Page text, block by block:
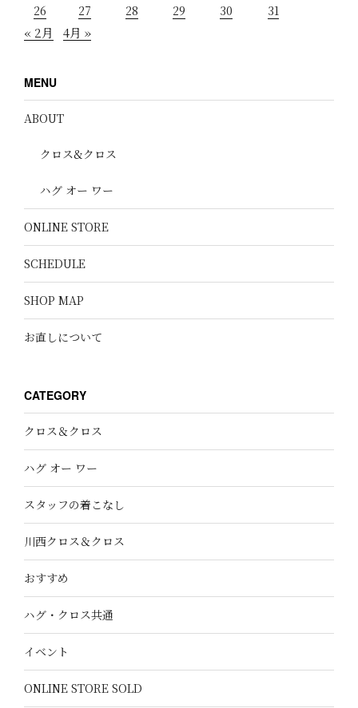
26
27 28 29 30 31
« 2月 4月 »
MENU
ABOUT
クロス&クロス
ハグ オー ワー
ONLINE STORE
SCHEDULE
SHOP MAP
お直しについて
CATEGORY
クロス＆クロス
ハグ オー ワー
スタッフの着こなし
川西クロス＆クロス
おすすめ
ハグ・クロス共通
イベント
ONLINE STORE SOLD